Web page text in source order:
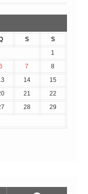
S
S
1
7
8
14
15
21
22
28
29